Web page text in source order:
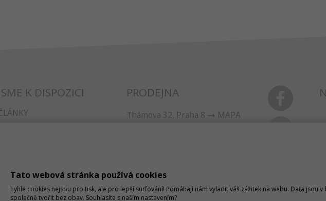
K DISPOZICI PRODEJNA
Thámova 32, Praha 8
MAPA
Tato webová stránka používá cookies
Tyhle cookies nejsou pro tisk, ale pro lepší surfování! Pomáhají nám vyladit váš zážitek na webu. Data jsou v
společně tvořit bez obav. Souhlasíte s naším nastavením?